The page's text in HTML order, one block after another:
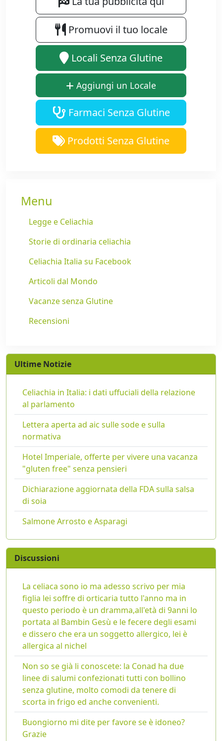
Promuovi il tuo locale
Locali Senza Glutine
Aggiungi un Locale
Farmaci Senza Glutine
Prodotti Senza Glutine
Menu
Legge e Celiachia
Storie di ordinaria celiachia
Celiachia Italia su Facebook
Articoli dal Mondo
Vacanze senza Glutine
Recensioni
Ultime Notizie
Celiachia in Italia: i dati uffuciali della relazione
al parlamento
Lettera aperta ad aic sulle sode e sulla
normativa
Hotel Imperiale, offerte per vivere una vacanza
"gluten free" senza pensieri
Dichiarazione aggiornata della FDA sulla salsa
di soia
Salmone Arrosto e Asparagi
Discussioni
La celiaca sono io ma adesso scrivo per mia
figlia lei soffre di orticaria tutto l'anno ma in
questo periodo è un dramma,all'età di 9anni lo
portata al Bambin Gesù e le fecere degli esami
e dissero che era un soggetto allergico, lei è
allergica al nichel
Non so se già li conoscete: la Conad ha due
linee di salumi confezionati tutti con bollino
senza glutine, molto comodi da tenere di
scorta in frigo ed anche convenienti.
Buongiorno mi dite per favore se è idoneo?
Grazie